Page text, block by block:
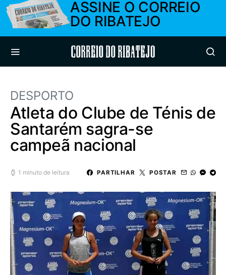
ASSINE O CORREIO
DO RIBATEJO
Correio do Ribatejo
DESPORTO
Atleta do Clube de Ténis de
Santarém sagra-se
campeã nacional
1 minuto de leitura PARTILHAR POSTAR